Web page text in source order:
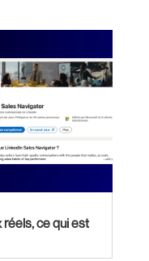
réels, ce qui est